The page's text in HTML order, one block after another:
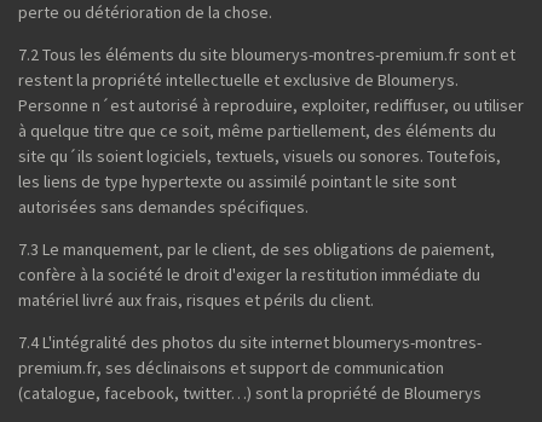
perte ou détérioration de la chose.
7.2 Tous les éléments du site bloumerys-montres-premium.fr sont et
restent la propriété intellectuelle et exclusive de Bloumerys.
Personne n´est autorisé à reproduire, exploiter, rediffuser, ou utiliser
à quelque titre que ce soit, même partiellement, des éléments du
site qu´ils soient logiciels, textuels, visuels ou sonores. Toutefois,
les liens de type hypertexte ou assimilé pointant le site sont
autorisées sans demandes spécifiques.
7.3 Le manquement, par le client, de ses obligations de paiement,
confère à la société le droit d'exiger la restitution immédiate du
matériel livré aux frais, risques et périls du client.
7.4 L'intégralité des photos du site internet bloumerys-montres-
premium.fr, ses déclinaisons et support de communication
(catalogue, facebook, twitter…) sont la propriété de Bloumerys